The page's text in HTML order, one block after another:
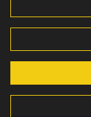
ADRESSE